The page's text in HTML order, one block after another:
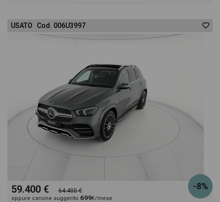
consigliata per l'acquisto del veicolo.
USATO Cod. 006U3997
-8%
59.400 € 64.400 €
oppure canone suggerito 699€/mese